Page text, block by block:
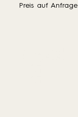
Preis auf Anfrage